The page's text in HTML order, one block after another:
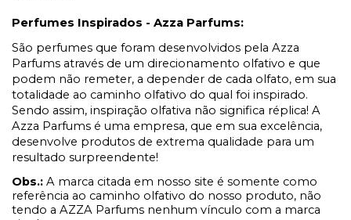
Perfumes Inspirados - Azza Parfums:
São perfumes que foram desenvolvidos pela Azza
Parfums através de um direcionamento olfativo e que
podem não remeter, a depender de cada olfato, em sua
totalidade ao caminho olfativo do qual foi inspirado.
Sendo assim, inspiração olfativa não significa réplica! A
Azza Parfums é uma empresa, que em sua excelência,
desenvolve produtos de extrema qualidade para um
resultado surpreendente!
Obs.: A marca citada em nosso site é somente como
referência ao caminho olfativo do nosso produto, não
tendo a AZZA Parfums nenhum vínculo com a marca